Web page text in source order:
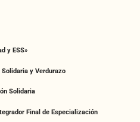
y ESS»
y Verdurazo
Solidaria
Final de Especialización